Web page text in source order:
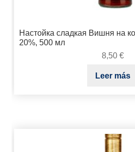
Настойка сладкая Вишня на
20%, 500 мл
8,50 €
Leer más